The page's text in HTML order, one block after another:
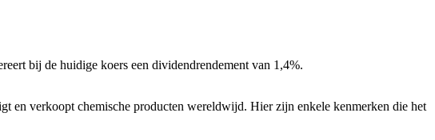
bij de huidige koers een dividendrendement van 1,4%.
en verkoopt chemische producten wereldwijd. Hier zijn enkele kenmerken die het